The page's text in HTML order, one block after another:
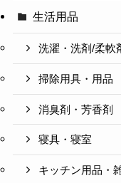
生活用品
洗濯・洗剤/柔軟
掃除用具・用品
消臭剤・芳香剤
寝具・寝室
キッチン用品・